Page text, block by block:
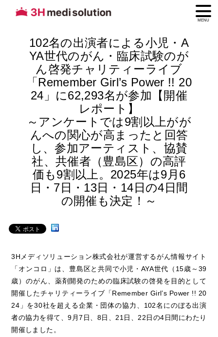
MENU
102名の出演者による小児・A
YA世代のがん・臨床試験のが
ん啓発チャリティーライブ
「Remember Girl’s Power !! 20
24」に62,293名が参加【開催
レポート】
～アンケートでは9割以上がが
んへの関心が高まったと回答
し、参加アーティスト、協賛
社、共催者（豊島区）の高評
価も9割以上。2025年は9月6
日・7日・13日・14日の4日間
の開催も決定！～
3Hメディソリューション株式会社が運営するがん情報サイト
「オンコロ」は、豊島区と共同で小児・AYA世代（15歳～39
歳）のがん、薬剤開発のための臨床試験の啓発を目的として
開催したチャリティーライブ「Remember Girl’s Power !! 20
24」を30社を超える企業・団体の協力、102名にのぼる出演
者の協力を得て、9月7日、8日、21日、22日の4日間にわたり
開催しました。